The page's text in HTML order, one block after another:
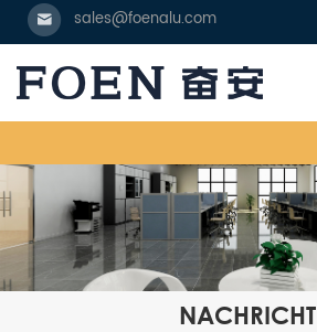
sales@foenalu.com
NACHRICHT